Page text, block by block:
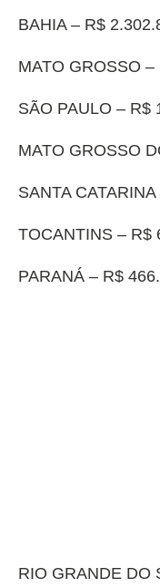
BAHIA – R$
MATO GROSSO
SÃO PAULO – R$
MATO GROSSO
SANTA
TOCANTINS – R$
PARANÁ – R$
RIO GRANDE DO